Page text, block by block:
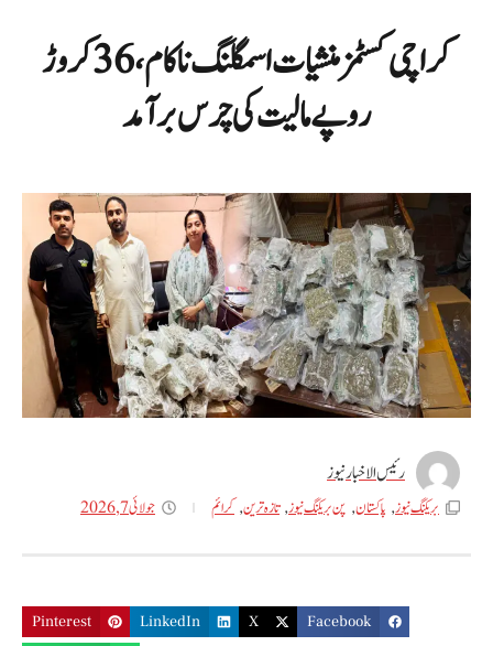
کراچی کسٹمز منشیات اسمگلنگ ناکام، 36 کروڑ
روپے مالیت کی چرس برآمد
رئیس الاخبار نیوز
بریکنگ نیوز, پاکستان, پن بریکنگ نیوز,تازه ترین, کرائم جولائی 7, 2026
Facebook
X
LinkedIn
Pinterest